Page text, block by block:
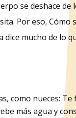
se deshace de
Por eso, Cómo
dice mucho de lo
como nueces:
más agua y